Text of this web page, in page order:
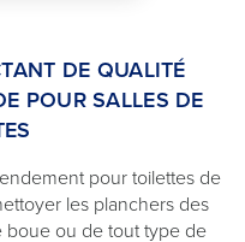
DE QUALITÉ
POUR SALLES DE
pour toilettes de
les planchers des
boue ou de tout type de